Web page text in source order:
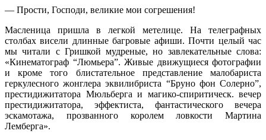
— Прости, Господи, великие мои согрешения!
Масленица пришла в легкой метелице. На телеграфных
столбах висели длинные багровые афиши. Почти целый час
мы читали с Гришкой мудреные, но завлекательные слова:
«Кинематограф “Люмьера”. Живые движущиеся фотографии
и кроме того блистательное представление малобариста
геркулесного жонглера эквилибриста “Бруно фон Солерно”,
престидижитатора Мюльберга и магико-спиритическ. вечер
престидижитатора, эффектиста, фантастического вечера
эскамотажа, прозванного королем ловкости Мартина
Лемберга».